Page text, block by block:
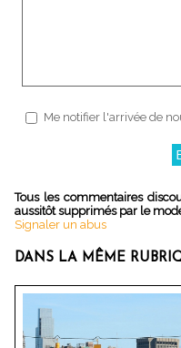
Me notifier l'arrivée de
Tous les commentaires
aussitôt supprimés par le
Signaler un abus
DANS LA MÊME